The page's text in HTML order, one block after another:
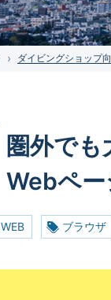
ダイビングショップ
圏外で
Webペ
WEB ブラウザ